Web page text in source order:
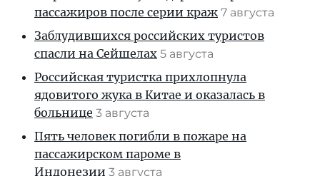
пассажиров после серии краж 7 августа
Заблудившихся российских туристов
спасли на Сейшелах 5 августа
Российская туристка прихлопнула
ядовитого жука в Китае и оказалась в
больнице 3 августа
Пять человек погибли в пожаре на
пассажирском пароме в
Индонезии 3 августа